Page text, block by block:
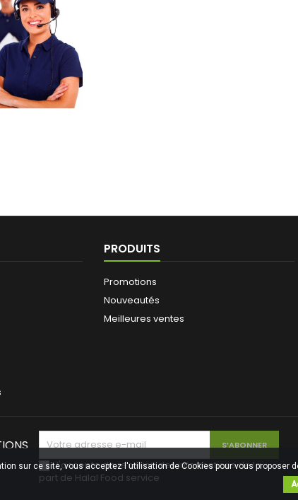
PRODUITS
Promotions
Nouveautés
Meilleures ventes
J'accepte de recevoir des informations de la
part de Halal Food service
sur ce site, vous acceptez l'utilisation de Cookies pour vous